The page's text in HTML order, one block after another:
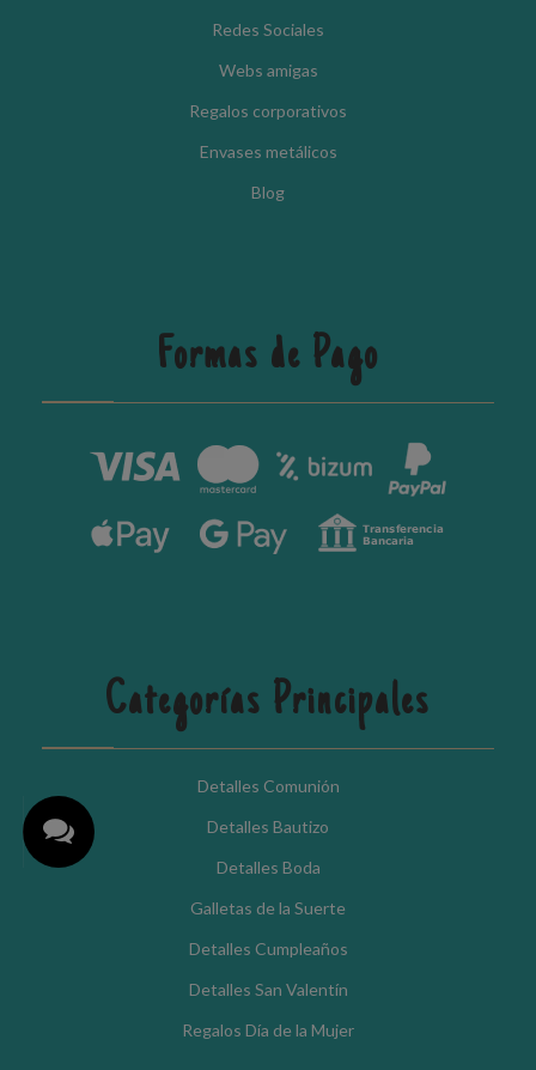
Redes Sociales
Webs amigas
Regalos corporativos
Envases metálicos
Blog
Formas de Pago
Categorías Principales
Detalles Comunión
Detalles Bautizo
Detalles Boda
Galletas de la Suerte
Detalles Cumpleaños
Detalles San Valentín
Regalos Día de la Mujer